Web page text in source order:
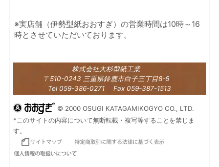
※実店舗（伊勢型紙おおすぎ）の営業時間は10時～16
時とさせていただいております。
株式会社大杉型紙工業
〒510-0243 三重県鈴鹿市白子三丁目8-6
Tel 059-386-0271 Fax 059-387-1513
© 2000 OSUGI KATAGAMIKOGYO CO., LTD.
*このサイトの内容について無断転載・複写等することを禁じま
す。